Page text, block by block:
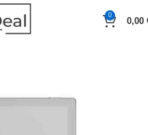
0
0,00